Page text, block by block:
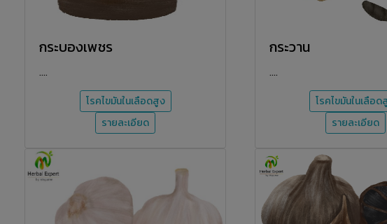
กระบองเพชร
....
โรคไขมันในเลือดสูง
รายละเอียด
กระวาน
....
โรคไขมันในเลือด
รายละเอียด